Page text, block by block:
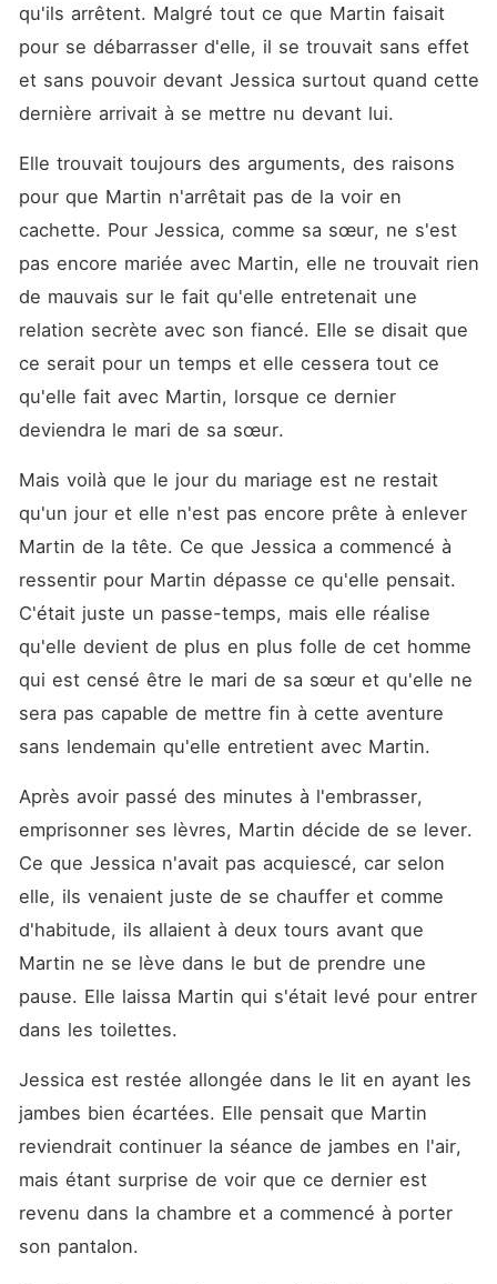
qu'ils arrêtent. Malgré tout ce que Martin faisait
pour se débarrasser d'elle, il se trouvait sans effet
et sans pouvoir devant Jessica surtout quand cette
dernière arrivait à se mettre nu devant lui.
Elle trouvait toujours des arguments, des raisons
pour que Martin n'arrêtait pas de la voir en
cachette. Pour Jessica, comme sa sœur, ne s'est
pas encore mariée avec Martin, elle ne trouvait rien
de mauvais sur le fait qu'elle entretenait une
relation secrète avec son fiancé. Elle se disait que
ce serait pour un temps et elle cessera tout ce
qu'elle fait avec Martin, lorsque ce dernier
deviendra le mari de sa sœur.
Mais voilà que le jour du mariage est ne restait
qu'un jour et elle n'est pas encore prête à enlever
Martin de la tête. Ce que Jessica a commencé à
ressentir pour Martin dépasse ce qu'elle pensait.
C'était juste un passe-temps, mais elle réalise
qu'elle devient de plus en plus folle de cet homme
qui est censé être le mari de sa sœur et qu'elle ne
sera pas capable de mettre fin à cette aventure
sans lendemain qu'elle entretient avec Martin.
Après avoir passé des minutes à l'embrasser,
emprisonner ses lèvres, Martin décide de se lever.
Ce que Jessica n'avait pas acquiescé, car selon
elle, ils venaient juste de se chauffer et comme
d'habitude, ils allaient à deux tours avant que
Martin ne se lève dans le but de prendre une
pause. Elle laissa Martin qui s'était levé pour entrer
dans les toilettes.
Jessica est restée allongée dans le lit en ayant les
jambes bien écartées. Elle pensait que Martin
reviendrait continuer la séance de jambes en l'air,
mais étant surprise de voir que ce dernier est
revenu dans la chambre et a commencé à porter
son pantalon.